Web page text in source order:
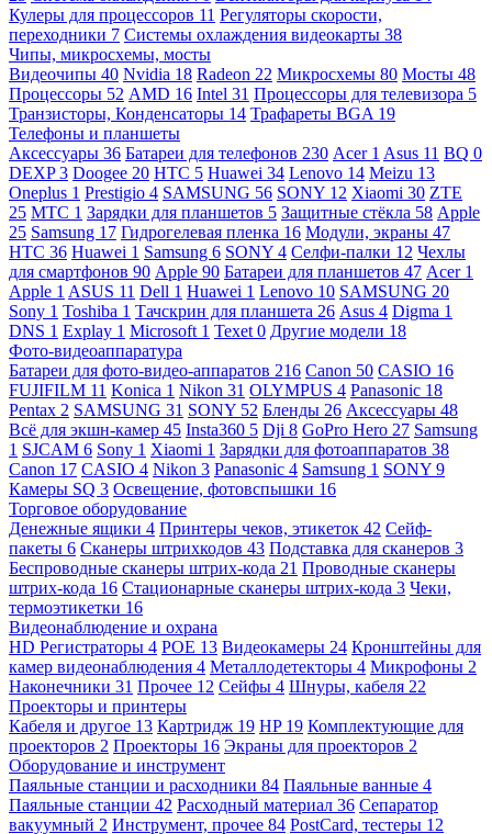
Кулеры для процессоров 11 Регуляторы скорости,
переходники 7 Системы охлаждения видеокарты 38
Чипы, микросхемы, мосты
Видеочипы 40 Nvidia 18 Radeon 22 Микросхемы 80 Мосты 48
Процессоры 52 AMD 16 Intel 31 Процессоры для телевизора 5
Транзисторы, Конденсаторы 14 Трафареты BGA 19
Телефоны и планшеты
Аксессуары 36 Батареи для телефонов 230 Acer 1 Asus 11 BQ 0
DEXP3 Doogee 20 HTC 5 Huawei 34 Lenovo 14 Meizu 13
Oneplus 1 Prestigio 4 SAMSUNG 56 SONY 12 Xiaomi 30 ZTE
25 МТС 1 Зарядки для планшетов 5 Защитные стёкла 58 Apple
25 Samsung 17 Гидрогелевая пленка 16 Модули, экраны 47
HTC 36 Huawei 1 Samsung 6 SONY 4 Селфи-палки 12 Чехлы
для смартфонов 90 Apple 90 Батареи для планшетов 47 Acer 1
Apple 1 ASUS 11 Dell 1 Huawei 1 Lenovo 10 SAMSUNG 20
Sony 1 Toshiba 1 Тачскрин для планшета 26 Asus 4 Digma 1
DNS 1 Explay 1 Microsoft 1 Texet 0 Другие модели 18
Фото-видеоаппаратура
Батареи для фото-видео-аппаратов 216 Canon 50 CASIO 16
FUJIFILM 11 Konica 1 Nikon 31 OLYMPUS 4 Panasonic 18
Pentax 2 SAMSUNG 31 SONY 52 Бленды 26 Аксессуары 48
Всё для экшн-камер 45 Insta360 5 Dji 8 GoPro Hero 27 Samsung
1 SJCAM 6 Sony 1 Xiaomi 1 Зарядки для фотоаппаратов 38
Canon 17 CASIO 4 Nikon 3 Panasonic 4 Samsung 1 SONY 9
Камеры SQ 3 Освещение, фотовспышки 16
Торговое оборудование
Денежные ящики 4 Принтеры чеков, этикеток 42 Сейф-
пакеты 6 Сканеры штрихкодов 43 Подставка для сканеров 3
Беспроводные сканеры штрих-кода 21 Проводные сканеры
штрих-кода 16 Стационарные сканеры штрих-кода 3 Чеки,
термоэтикетки 16
Видеонаблюдение и охрана
HD Регистраторы 4 POE 13 Видеокамеры 24 Кронштейны для
камер видеонаблюдения 4 Металлодетекторы 4 Микрофоны 2
Наконечники 31 Прочее 12 Сейфы 4 Шнуры, кабеля 22
Проекторы и принтеры
Кабеля и другое 13 Картридж 19 HP 19 Комплектующие для
проекторов 2 Проекторы 16 Экраны для проекторов 2
Оборудование и инструмент
Паяльные станции и расходники 84 Паяльные ванные 4
Паяльные станции 42 Расходный материал 36 Сепаратор
вакуумный 2 Инструмент, прочее 84 PostCard, тестеры 12